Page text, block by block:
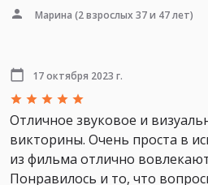
Марина (2 взрослых 37 и 47 лет)
17 октября 2023 г.
Отличное звуковое и
викторины. Очень проста в
из фильма отлично
Понравилось и то, что